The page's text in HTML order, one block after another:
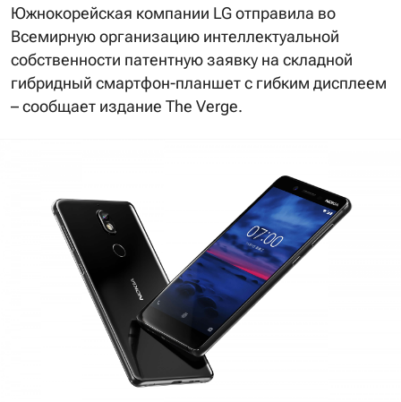
Южнокорейская компании LG отправила во
Всемирную организацию интеллектуальной
собственности патентную заявку на складной
гибридный смартфон-планшет с гибким дисплеем
– сообщает издание The Verge.